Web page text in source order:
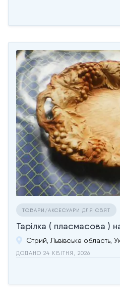
ТОВАРИ/АКСЕСУАРИ ДЛЯ СВЯТ
Тарілка ( пласмасова )
Стрий, Львівська область,
ДОДАНО 24 КВІТНЯ, 2026